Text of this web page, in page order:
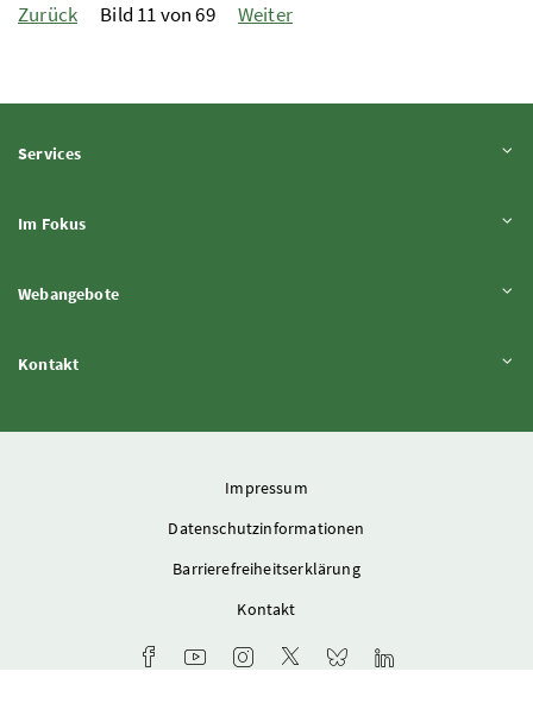
Zurück Bild 11 von 69 Weiter
ServicesInhalt aufklappen
Im FokusInhalt aufklappen
WebangeboteInhalt aufklappen
KontaktInhalt aufklappen
Impressum
Datenschutzinformationen
Barrierefreiheitserklärung
Kontakt
Facebook-Kanal des Ministeriums
Youtube-Kanal des Bundesministeriums
Instagram-Auftritt des Ministeriums
X-Account des Ministeriums
Bluesky-Account des